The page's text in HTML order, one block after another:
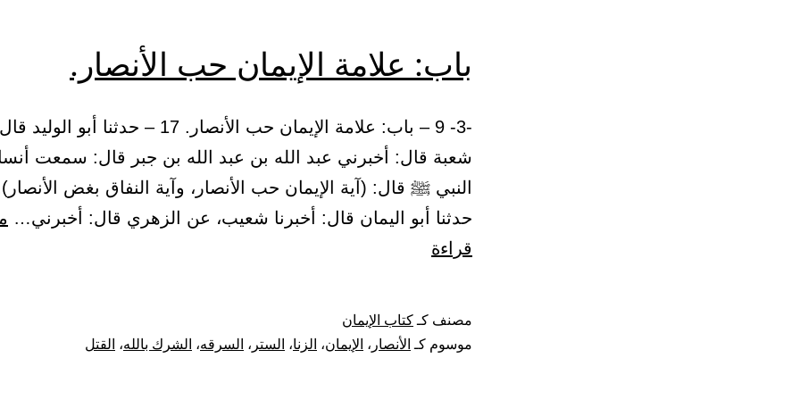
باب: علامة الإيمان حب الأنصار.
-3- 9 – باب: علامة الإيمان حب الأنصار. 17 – حدثنا أبو
شعبة قال: أخبرني عبد الله بن عبد الله بن جبر قال: سمعت
حدثنا أبو اليمان قال: أخبرنا شعيب، عن الزهري قال: أخبرني…
قراءة
حب
مصنف كـ كتاب الإيمان
موسوم كـ الأنصار ، الإيمان، الزنا، الستر ، السرقه، الشرك بالله، القتل